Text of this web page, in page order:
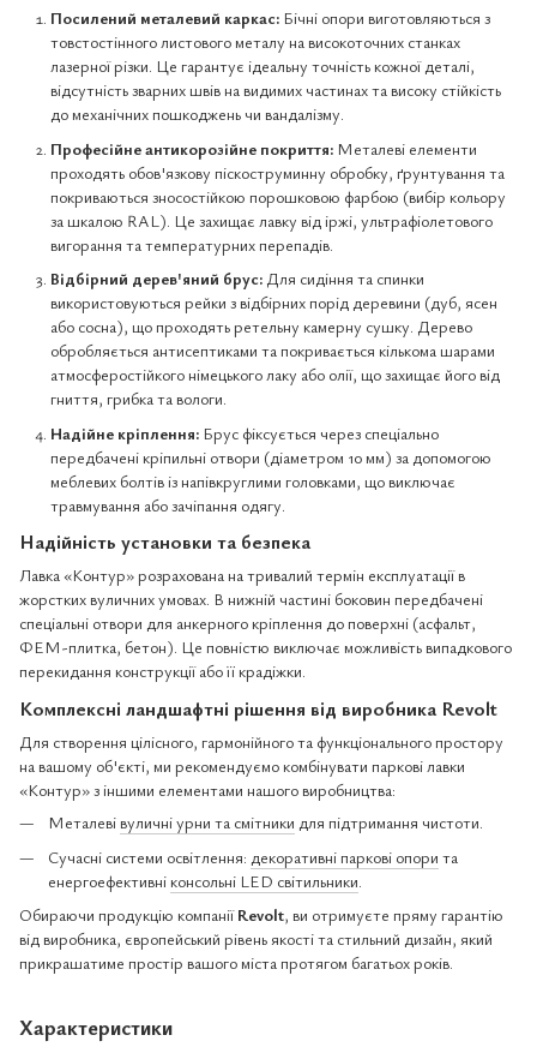
Посилений металевий каркас: Бічні опори виготовляються з
товстостінного листового металу на високоточних станках
лазерної різки. Це гарантує ідеальну точність кожної деталі,
відсутність зварних швів на видимих частинах та високу стійкість
до механічних пошкоджень чи вандалізму.
Професійне антикорозійне покриття: Металеві елементи
проходять обов'язкову піскоструминну обробку, ґрунтування та
покриваються зносостійкою порошковою фарбою (вибір кольору
за шкалою RAL). Це захищає лавку від іржі, ультрафіолетового
вигорання та температурних перепадів.
Відбірний дерев'яний брус: Для сидіння та спинки
використовуються рейки з відбірних порід деревини (дуб, ясен
або сосна), що проходять ретельну камерну сушку. Дерево
обробляється антисептиками та покривається кількома шарами
атмосферостійкого німецького лаку або олії, що захищає його від
гниття, грибка та вологи.
Надійне кріплення: Брус фіксується через спеціально
передбачені кріпильні отвори (діаметром 10 мм) за допомогою
меблевих болтів із напівкруглими головками, що виключає
травмування або зачіпання одягу.
Надійність установки та безпека
Лавка «Контур» розрахована на тривалий термін експлуатації в
жорстких вуличних умовах. В нижній частині боковин передбачені
спеціальні отвори для анкерного кріплення до поверхні (асфальт,
ФЕМ-плитка, бетон). Це повністю виключає можливість випадкового
перекидання конструкції або її крадіжки.
Комплексні ландшафтні рішення від виробника Revolt
Для створення цілісного, гармонійного та функціонального простору
на вашому об'єкті, ми рекомендуємо комбінувати паркові лавки
«Контур» з іншими елементами нашого виробництва:
Металеві вуличні урни та смітники для підтримання чистоти.
Сучасні системи освітлення: декоративні паркові опори та
енергоефективні консольні LED світильники
Обираючи продукцію компаніїRevolt, ви отримуєте пряму гарантію
від виробника, європейський рівень якості та стильний дизайн, який
прикрашатиме простір вашого міста протягом багатьох років.
Характеристики